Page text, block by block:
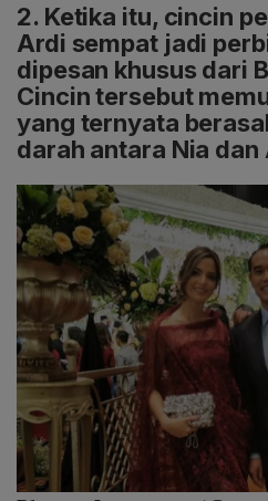
2. Ketika itu, cincin
Ardi sempat jadi
dipesan khusus dari
Cincin tersebut
yang ternyata
darah antara Nia dan